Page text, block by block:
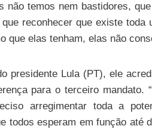
não temos nem bastidores,
reconhecer que existe
que elas tenham, elas não
presidente Lula (PT), ele
para o terceiro
arregimentar toda a
todos esperam em função até